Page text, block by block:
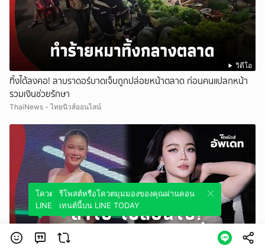
วิดีโอ
ทิ้งได้ลงคอ! ลาบราดอร์บาดเจ็บถูกปล่อยหน้าตลาด ก่อนคนแปลกหน้า
รวมเงินช่วยรักษา
ThaiNews - ไทยนิวส์ออนไลน์
โควตมุมมองของคุณผ่านคอนเทนต์นี้บน
LINE TODAY
รีโพสต์หรือโควตมุมมองของคุณผ่านคอน
เทนต์นี้บน LINE TODAY